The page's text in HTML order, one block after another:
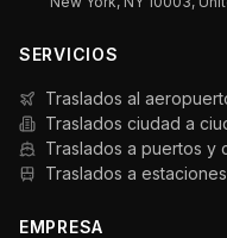
SERVICIOS
Traslados al
Traslados ciudad a
Traslados a puertos y
Traslados a
EMPRESA